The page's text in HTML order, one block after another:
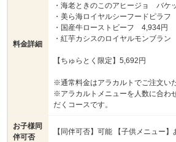
料金詳細
・海老ときのこのアヒージョ バ
・美ら海ロイヤルシーフードピラ
・国産牛ローストビーフ 4,934円
・紅芋カシスのロイヤルモンブラ
【ちゅらとく限定】5,692円
※通常料金はアラカルトでご注文い
※アラカルトメニューを人数に合わ
だくコースです。
お子様同
伴可否
【同伴可否】可能 【子供メニュー